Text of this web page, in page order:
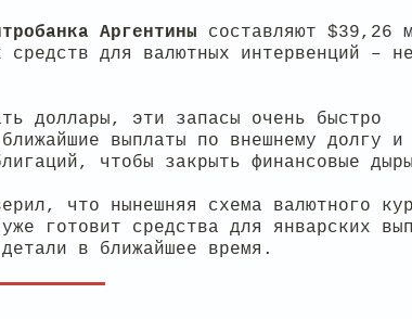
Аргентины составляют $39,26
для валютных интервенций – не
доллары, эти запасы очень быстро
выплаты по внешнему долгу и
чтобы закрыть финансовые
что нынешняя схема валютного
готовит средства для январских
в ближайшее время.